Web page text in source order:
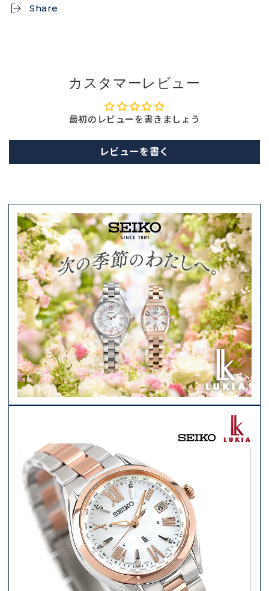
Share
カスタマーレビュー
最初のレビューを書きましょう
レビューを書く